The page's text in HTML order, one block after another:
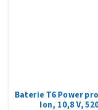
Baterie T6 Power
Ion, 10,8 V,